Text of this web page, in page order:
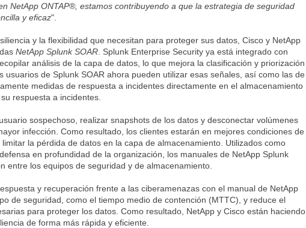
NetApp ONTAP®, estamos contribuyendo a que la estrategia de seguridad
y eficaz".
y la flexibilidad que necesitan para proteger sus datos, Cisco y NetApp
NetApp Splunk SOAR . Splunk Enterprise Security ya está integrado con
análisis de la capa de datos, lo que mejora la clasificación y priorización
usuarios de Splunk SOAR ahora pueden utilizar esas señales, así como las de
medidas de respuesta a incidentes directamente en el almacenamiento
respuesta a incidentes.
sospechoso, realizar snapshots de los datos y desconectar volúmenes
infección. Como resultado, los clientes estarán en mejores condiciones de
la pérdida de datos en la capa de almacenamiento. Utilizados como
en profundidad de la organización, los manuales de NetApp Splunk
entre los equipos de seguridad y de almacenamiento.
y recuperación frente a las ciberamenazas con el manual de NetApp
de seguridad, como el tiempo medio de contención (MTTC), y reduce el
para proteger los datos. Como resultado, NetApp y Cisco están haciendo
de forma más rápida y eficiente.